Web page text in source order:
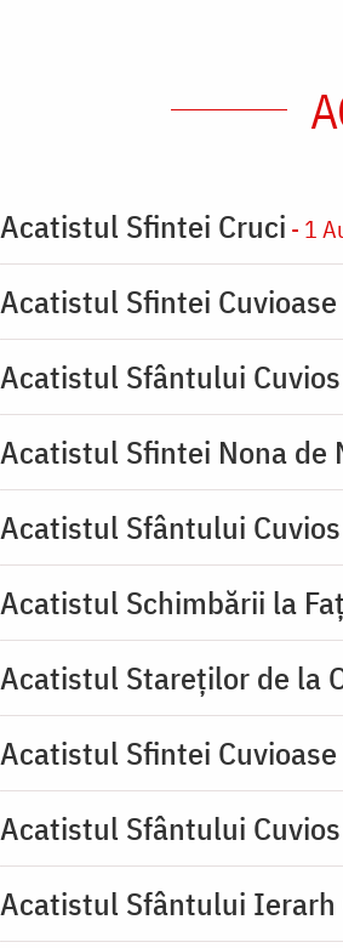
Acatistul Sfintei Cruci - 1
Acatistul Sfintei
Acatistul Sfântului
Acatistul Sfintei Nona de
Acatistul Sfântului
Acatistul Schimbării la
Acatistul Stareţilor de la
Acatistul Sfintei
Acatistul Sfântului
Acatistul Sfântului Ierarh